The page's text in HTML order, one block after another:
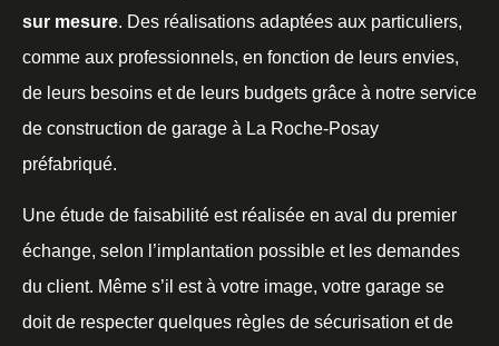
sur mesure. Des réalisations adaptées aux particuliers,
comme aux professionnels, en fonction de leurs envies,
de leurs besoins et de leurs budgets grâce à notre service
de construction de garage à La Roche-Posay
préfabriqué.
Une étude de faisabilité est réalisée en aval du premier
échange, selon l’implantation possible et les demandes
du client. Même s’il est à votre image, votre garage se
doit de respecter quelques règles de sécurisation et de